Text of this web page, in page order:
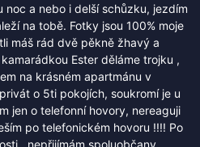
noc a nebo i delší schůzku, jezdím
na tobě. Fotky jsou 100% moje
máš rád dvě pěkně žhavý a
Ester děláme trojku ,
na krásném apartmánu v
o 5ti pokojích, soukromí je u
jen o telefonní hovory, nereaguji
po telefonickém hovoru !!!! Po